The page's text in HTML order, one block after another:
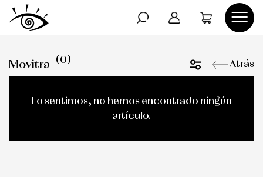
Atrás
Movitra (0)
Lo sentimos, no hemos encontrado ningún
artículo.
OLIVER PEOPLE
RAY-BAN
POLÍTICA DE PRIVACIDAD
POLÍTICA DE COOKIES